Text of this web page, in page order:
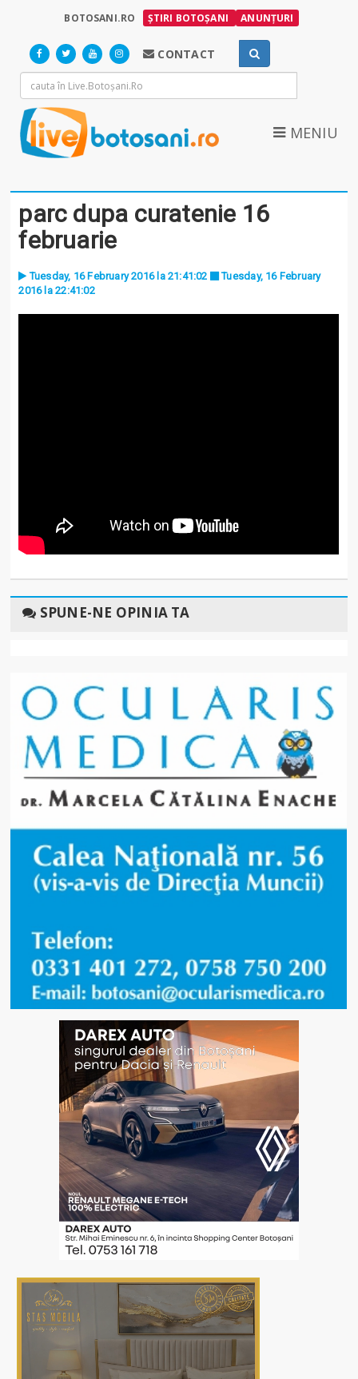
BOTOSANI.RO ȘTIRI BOTOȘANI ANUNȚURI
CONTACT
MENIU
parc dupa curatenie 16
februarie
Tuesday, 16 February 2016 la 21:41:02
Tuesday, 16 February
2016 la 22:41:02
SPUNE-NE OPINIA TA